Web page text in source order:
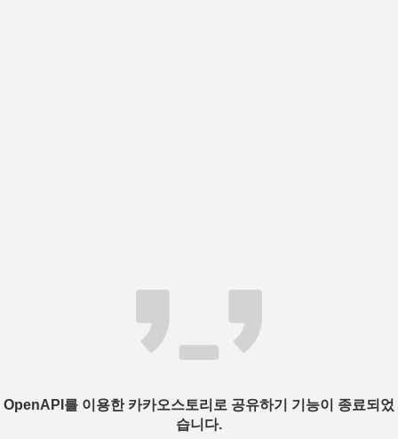
OpenAPI를 이용한 카카오스토리로 공유하기 기능이 종료되었
습니다.